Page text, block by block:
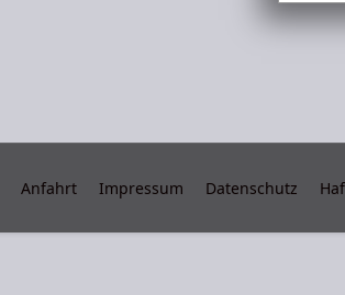
Anfahrt Impressum Datenschutz